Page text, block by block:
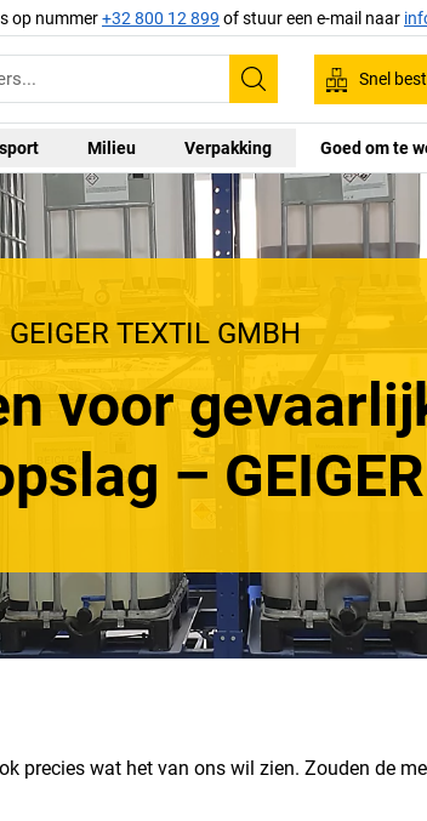
op nummer+32 800 12 899 of stuur een e-mail naar
Zoeken
Snel
Milieu Verpakking Goed om te
GEIGER TEXTIL GMBH
voor
–
precies wat het van ons wil zien. Zouden de